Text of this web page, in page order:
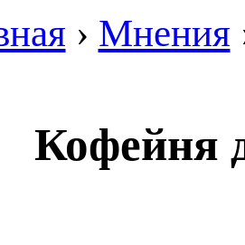
› Мнения
Кофейня